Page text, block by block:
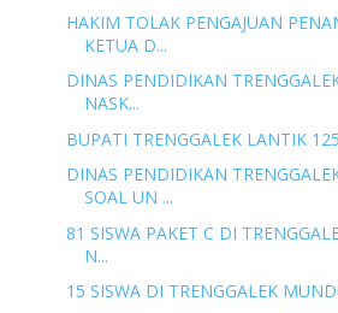
HAKIM TOLAK PENGAJUAN
KETUA D...
DINAS PENDIDIKAN
NASK...
BUPATI TRENGGALEK LANTIK
DINAS PENDIDIKAN
SOAL UN ...
81 SISWA PAKET C DI
N...
15 SISWA DI TRENGGALEK